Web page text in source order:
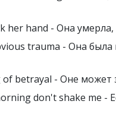
her hand - Она
trauma - Она
betrayal - Оне может
don't shake me -